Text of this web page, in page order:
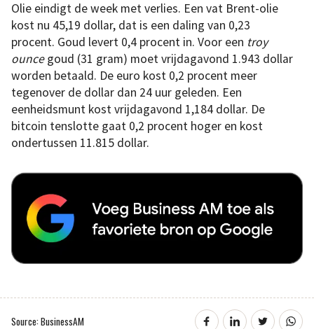
Olie eindigt de week met verlies. Een vat Brent-olie
kost nu 45,19 dollar, dat is een daling van 0,23
procent. Goud levert 0,4 procent in. Voor een troy
ouncegoud (31 gram) moet vrijdagavond 1.943 dollar
worden betaald. De euro kost 0,2 procent meer
tegenover de dollar dan 24 uur geleden. Een
eenheidsmunt kost vrijdagavond 1,184 dollar. De
bitcoin tenslotte gaat 0,2 procent hoger en kost
ondertussen 11.815 dollar.
Source: BusinessAM